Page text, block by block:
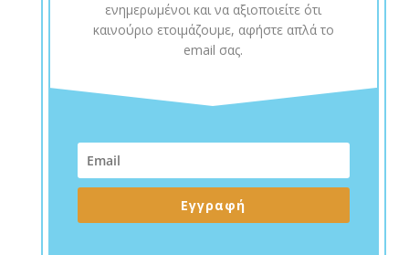
ενημερωμένοι και να αξιοποιείτε ότι
καινούριο ετοιμάζουμε, αφήστε απλά το
email σας.
Εγγραφή